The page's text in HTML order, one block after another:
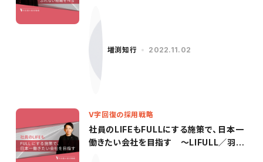
増渕知行 2022.11.02
V字回復の採用戦略
社員のLIFEもFULLにする施策で、日本一
働きたい会社を目指す 〜LIFULL／羽田